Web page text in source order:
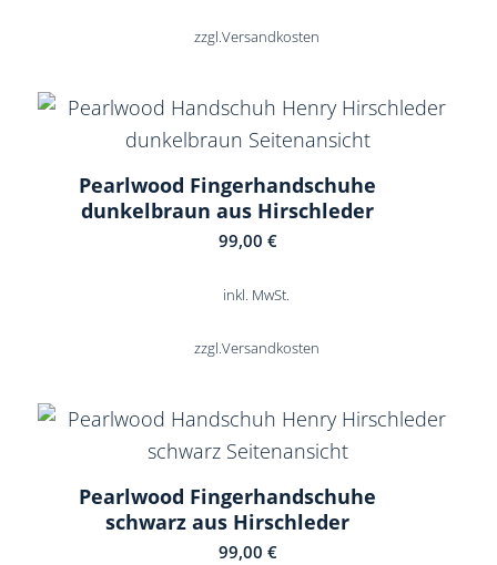
zzgl.Versandkosten
Pearlwood Fingerhandschuhe
dunkelbraun aus Hirschleder
99,00€
inkl. MwSt.
zzgl.Versandkosten
Pearlwood Fingerhandschuhe
schwarz aus Hirschleder
99,00€